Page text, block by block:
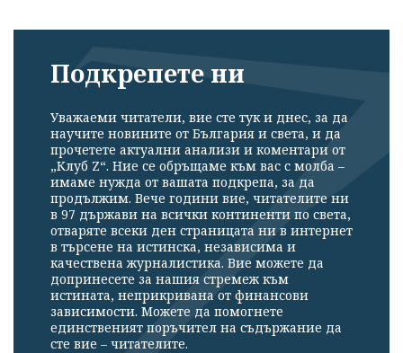
Подкрепете ни
Уважаеми читатели, вие сте тук и днес, за да
научите новините от България и света, и да
прочетете актуални анализи и коментари от
„Клуб Z“. Ние се обръщаме към вас с молба –
имаме нужда от вашата подкрепа, за да
продължим. Вече години вие, читателите ни
в 97 държави на всички континенти по света,
отваряте всеки ден страницата ни в интернет
в търсене на истинска, независима и
качествена журналистика. Вие можете да
допринесете за нашия стремеж към
истината, неприкривана от финансови
зависимости. Можете да помогнете
единственият поръчител на съдържание да
сте вие – читателите.